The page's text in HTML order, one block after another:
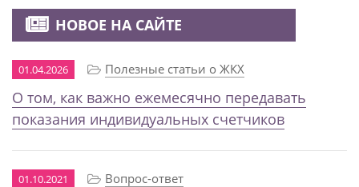
НОВОЕ НА САЙТЕ
01.04.2026 Полезные статьи о ЖКХ
О том, как важно ежемесячно передавать
показания индивидуальных счетчиков
01.10.2021 Вопрос-ответ